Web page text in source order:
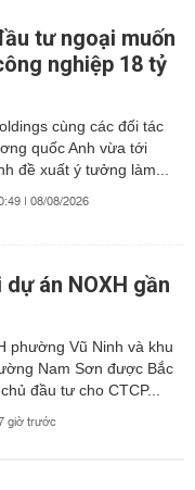
tư ngoại muốn
nghiệp 18 tỷ
cùng các đối tác
quốc Anh vừa tới
đề xuất ý tưởng làm...
| 08/08/2026
án NOXH gần
phường Vũ Ninh và khu
Nam Sơn được Bắc
đầu tư cho CTCP...
giờ trước